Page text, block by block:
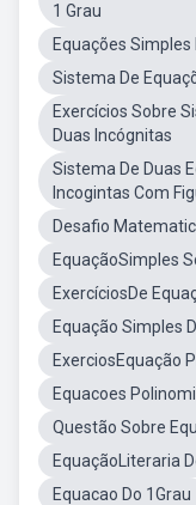
1 Grau
Equações Simples
Sistema De
Exercícios Sobre
Duas Incógnitas
Sistema De Duas
Incogintas Com
Desafio
EquaçãoSimples
ExercíciosDe
Equação Simples
ExerciosEquação
Equacoes
Questão Sobre
EquaçãoLiteraria
Equacao Do 1Grau